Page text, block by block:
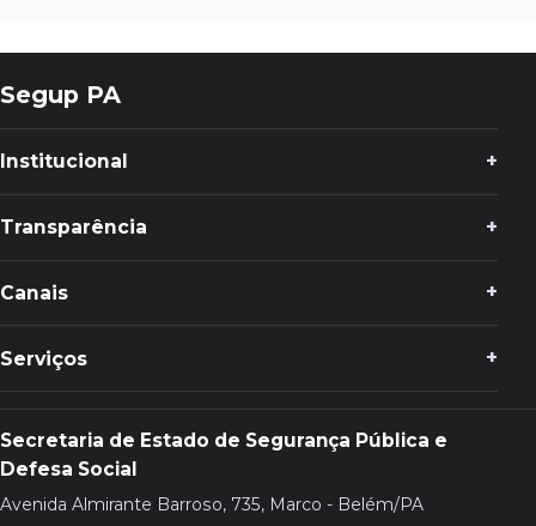
Segup PA
Institucional
Transparência
Canais
Serviços
Secretaria de Estado de Segurança Pública e
Defesa Social
Avenida Almirante Barroso, 735, Marco - Belém/PA